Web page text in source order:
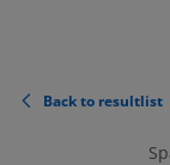
Back to resultlist